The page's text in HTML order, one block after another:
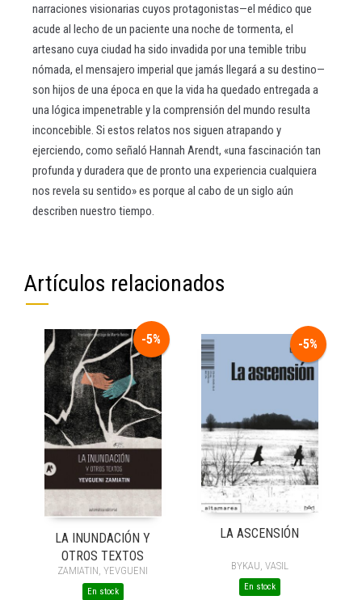
narraciones visionarias cuyos protagonistas—el médico que
acude al lecho de un paciente una noche de tormenta, el
artesano cuya ciudad ha sido invadida por una temible tribu
nómada, el mensajero imperial que jamás llegará a su destino—
son hijos de una época en que la vida ha quedado entregada a
una lógica impenetrable y la comprensión del mundo resulta
inconcebible. Si estos relatos nos siguen atrapando y
ejerciendo, como señaló Hannah Arendt, «una fascinación tan
profunda y duradera que de pronto una experiencia cualquiera
nos revela su sentido» es porque al cabo de un siglo aún
describen nuestro tiempo.
Artículos relacionados
-5%
LA INUNDACIÓN Y
OTROS TEXTOS
ZAMIATIN, YEVGUENI
En stock
-5%
LA ASCENSIÓN
BYKAU, VASIL
En stock